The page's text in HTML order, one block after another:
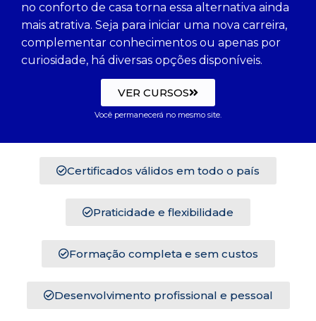
no conforto de casa torna essa alternativa ainda
mais atrativa. Seja para iniciar uma nova carreira,
complementar conhecimentos ou apenas por
curiosidade, há diversas opções disponíveis.
VER CURSOS
Você permanecerá no mesmo site.
Certificados válidos em todo o país
Praticidade e flexibilidade
Formação completa e sem custos
Desenvolvimento profissional e pessoal